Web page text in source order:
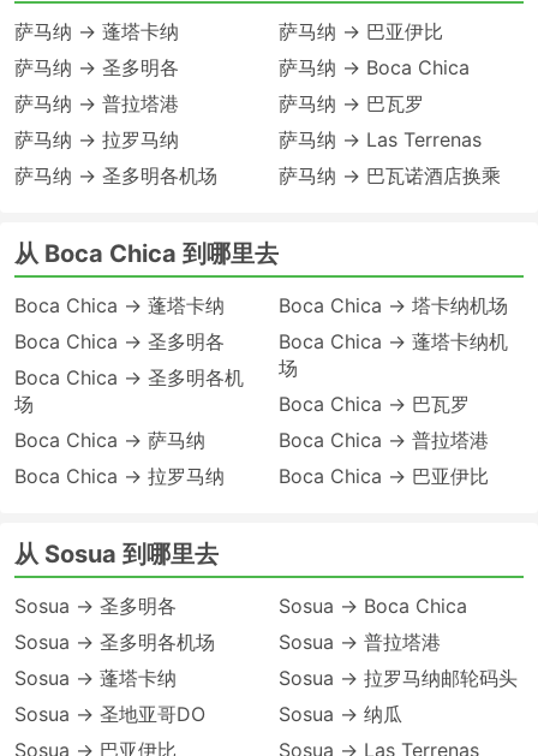
萨马纳 → 蓬塔卡纳
萨马纳 → 圣多明各
萨马纳 → 普拉塔港
萨马纳 → 拉罗马纳
萨马纳 → 圣多明各机场
萨马纳 → 巴亚伊比
萨马纳 → Boca Chica
萨马纳 → 巴瓦罗
萨马纳 → Las Terrenas
萨马纳 → 巴瓦诺酒店换乘
从 Boca Chica 到哪里去
Boca Chica → 蓬塔卡纳
Boca Chica → 圣多明各
Boca Chica → 圣多明各机
场
Boca Chica → 萨马纳
Boca Chica → 拉罗马纳
Boca Chica → 塔卡纳机场
Boca Chica → 蓬塔卡纳机
场
Boca Chica → 巴瓦罗
Boca Chica → 普拉塔港
Boca Chica → 巴亚伊比
从 Sosua 到哪里去
Sosua → 圣多明各
Sosua → 圣多明各机场
Sosua → 蓬塔卡纳
Sosua → 圣地亚哥DO
Sosua → 巴亚伊比
Sosua → Boca Chica
Sosua → 普拉塔港
Sosua → 拉罗马纳邮轮码头
Sosua → 纳瓜
Sosua → Las Terrenas